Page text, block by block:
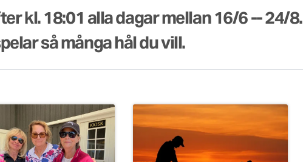
kl. 18:01 alla dagar mellan 16/6 -- 24/8.
så många hål du vill.